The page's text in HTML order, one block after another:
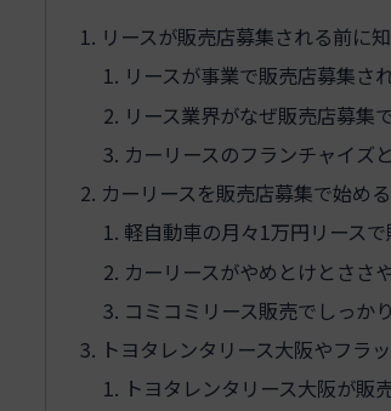
リースが販売店募集される前に
リースが事業で販売店募集さ
リース業界がなぜ販売店募集
カーリースのフランチャイズ
カーリースを販売店募集で始め
軽自動車の月々1万円リース
カーリースがやめとけとささ
コミコミリース販売でしっか
トヨタレンタリース大阪やフラ
トヨタレンタリース大阪が販